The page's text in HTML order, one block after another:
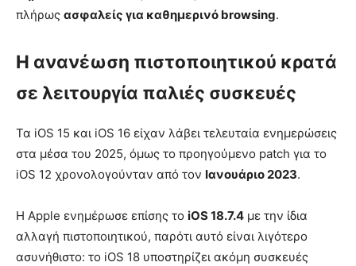
πλήρως ασφαλείς για καθημερινό browsing.
Η ανανέωση πιστοποιητικού κρατά
σε λειτουργία παλιές συσκευές
Τα iOS 15 και iOS 16 είχαν λάβει τελευταία ενημερώσεις
στα μέσα του 2025, όμως το προηγούμενο patch για το
iOS 12 χρονολογούνταν από τον Ιανουάριο 2023.
Η Apple ενημέρωσε επίσης το iOS 18.7.4 με την ίδια
αλλαγή πιστοποιητικού, παρότι αυτό είναι λιγότερο
ασυνήθιστο: το iOS 18 υποστηρίζει ακόμη συσκευές